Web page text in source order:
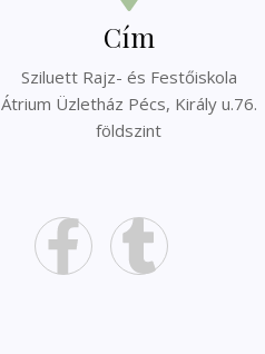
Cím
Sziluett Rajz- és Festőiskola
Átrium Üzletház Pécs, Király u.76.
földszint